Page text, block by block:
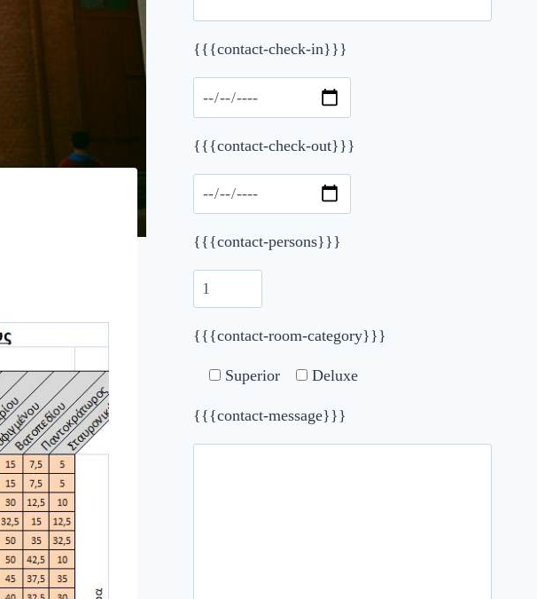
Please leave this field empty.
{{{contact-check-in}}}
{{{contact-check-out}}}
{{{contact-persons}}}
{{{contact-room-category}}}
Superior Deluxe
{{{contact-message}}}